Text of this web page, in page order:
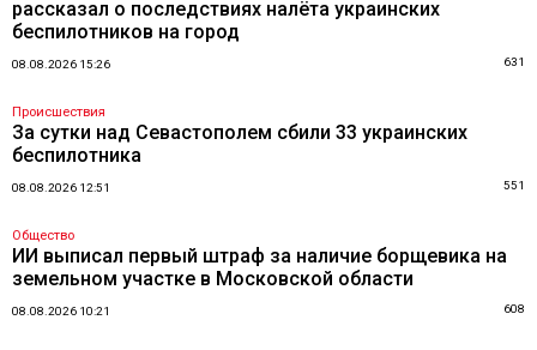
рассказал о последствиях налёта украинских
беспилотников на город
08.08.2026 15:26 631
Происшествия
За сутки над Севастополем сбили 33 украинских
беспилотника
08.08.2026 12:51 551
Общество
ИИ выписал первый штраф за наличие борщевика на
земельном участке в Московской области
08.08.2026 10:21 608